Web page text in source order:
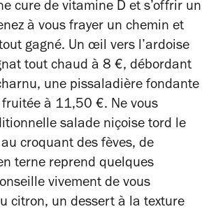
cure de vitamine D et s’offrir un
à vous frayer un chemin et
gagné. Un œil vers l’ardoise
tout chaud à 8 €, débordant
une pissaladière fondante
fruitée à 11,50 €. Ne vous
salade niçoise tord le
croquant des fèves, de
terne reprend quelques
vivement de vous
citron, un dessert à la texture